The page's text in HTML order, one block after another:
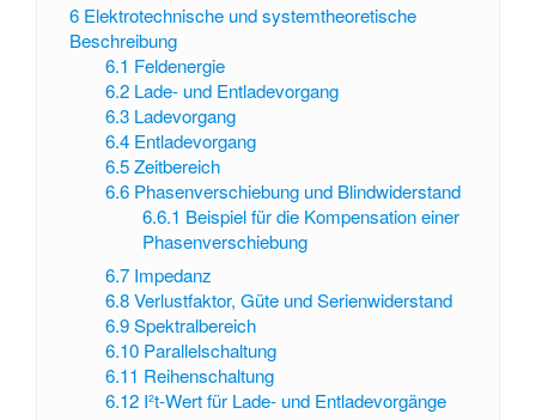
6 Elektrotechnische und systemtheoretische
Beschreibung
6.1 Feldenergie
6.2 Lade- und Entladevorgang
6.3 Ladevorgang
6.4 Entladevorgang
6.5 Zeitbereich
6.6 Phasenverschiebung und Blindwiderstand
6.6.1 Beispiel für die Kompensation einer
Phasenverschiebung
6.7 Impedanz
6.8 Verlustfaktor, Güte und Serienwiderstand
6.9 Spektralbereich
6.10 Parallelschaltung
6.11 Reihenschaltung
6.12 I²t-Wert für Lade- und Entladevorgänge